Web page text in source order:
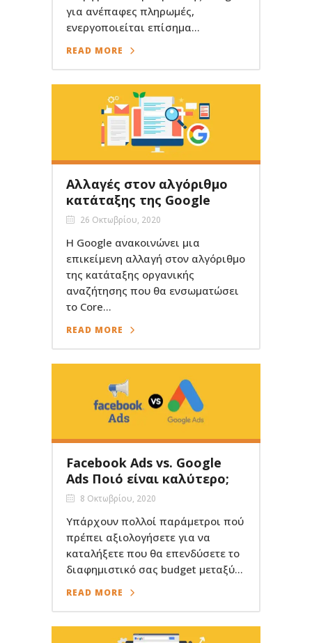
για ανέπαφες πληρωμές,
ενεργοποιείται επίσημα...
READ MORE
Αλλαγές στον αλγόριθμο
κατάταξης της Google
26 Οκτωβρίου, 2020
Η Google ανακοινώνει μια
επικείμενη αλλαγή στον αλγόριθμο
της κατάταξης οργανικής
αναζήτησης που θα ενσωματώσει
το Core...
READ MORE
Facebook Ads vs. Google
Ads Ποιό είναι καλύτερο;
8 Οκτωβρίου, 2020
Υπάρχουν πολλοί παράμετροι πού
πρέπει αξιολογήσετε για να
καταλήξετε που θα επενδύσετε το
διαφημιστικό σας budget μεταξύ...
READ MORE